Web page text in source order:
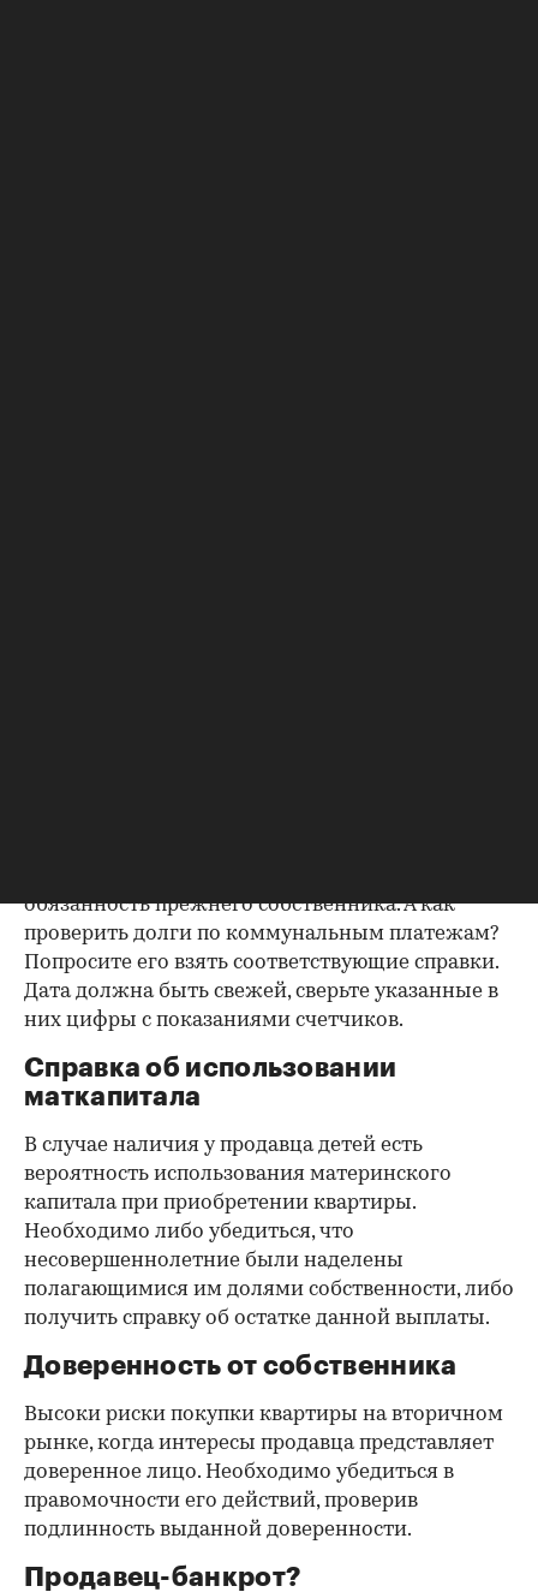
обязанность прежнего собственника. А как
проверить долги по коммунальным платежам?
Попросите его взять соответствующие справки.
Дата должна быть свежей, сверьте указанные в
них цифры с показаниями счетчиков.
Справка об использовании
маткапитала
В случае наличия у продавца детей есть
вероятность использования материнского
капитала при приобретении квартиры.
Необходимо либо убедиться, что
несовершеннолетние были наделены
полагающимися им долями собственности, либо
получить справку об остатке данной выплаты.
Доверенность от собственника
Высоки риски покупки квартиры на вторичном
рынке, когда интересы продавца представляет
доверенное лицо. Необходимо убедиться в
правомочности его действий, проверив
подлинность выданной доверенности.
Продавец-банкрот?